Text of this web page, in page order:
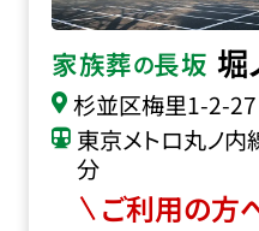
家族葬の長坂 堀
杉並区梅里1-2-27
東京メトロ丸ノ内
分
ご利用の方